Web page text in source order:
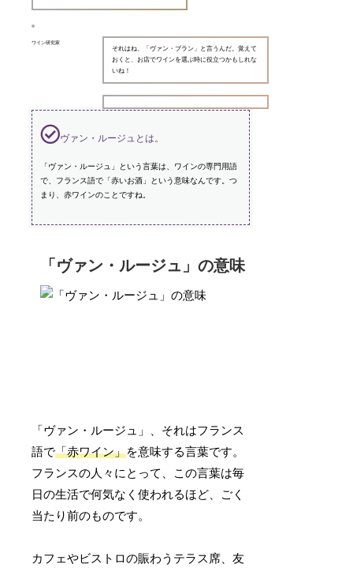
ワイン研究家
それはね、「ヴァン・ブラン」と言うんだ。覚えて
おくと、お店でワインを選ぶ時に役立つかもしれな
いね！
ヴァン・ルージュとは。
「ヴァン・ルージュ」という言葉は、ワインの専門用語
で、フランス語で「赤いお酒」という意味なんです。つ
まり、赤ワインのことですね。
「ヴァン・ルージュ」の意味
「ヴァン・ルージュ」、それはフランス
語で「赤ワイン」を意味する言葉です。
フランスの人々にとって、この言葉は毎
日の生活で何気なく使われるほど、ごく
当たり前のものです。
カフェやビストロの賑わうテラス席、友